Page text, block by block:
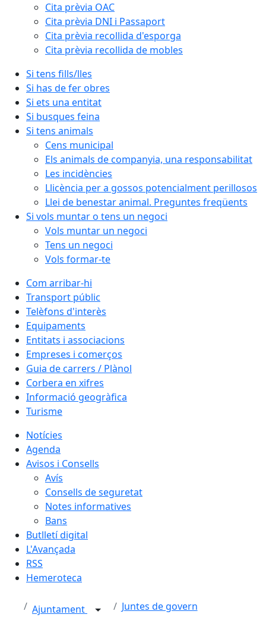
Cita prèvia OAC
Cita prèvia DNI i Passaport
Cita prèvia recollida d'esporga
Cita prèvia recollida de mobles
Si tens fills/lles
Si has de fer obres
Si ets una entitat
Si busques feina
Si tens animals
Cens municipal
Els animals de companyia, una responsabilitat
Les incidències
Llicència per a gossos potencialment perillosos
Llei de benestar animal. Preguntes freqüents
Si vols muntar o tens un negoci
Vols muntar un negoci
Tens un negoci
Vols formar-te
Com arribar-hi
Transport públic
Telèfons d'interès
Equipaments
Entitats i associacions
Empreses i comerços
Guia de carrers / Plànol
Corbera en xifres
Informació geogràfica
Turisme
Notícies
Agenda
Avisos i Consells
Avís
Consells de seguretat
Notes informatives
Bans
Butlletí digital
L'Avançada
RSS
Hemeroteca
Ajuntament Juntes de govern